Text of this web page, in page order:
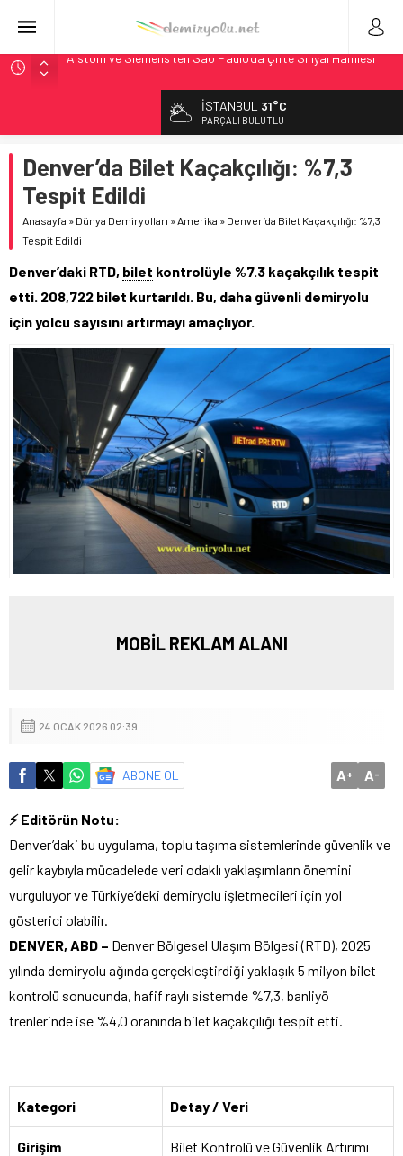
Alstom ve Siemens’ten São Paulo’da Çifte Sinyal Hamlesi
Siemens ve Stadler’dan Berlin S-Bahn’a 350 Trenlik Dev
Japonya Maglev Onayı: Bütçe 11 Trilyon Yen, Hedef 2036
Toronto Metrosu’nda Kapasite %40 Artıyor: Hitachi Rail
İmzaladı
Metrolinx’in 604 Milyon CAD’lik Toronto Uzatmasında Kazı
Başladı
İSTANBUL 31°C
PARÇALI BULUTLU
Denver’da Bilet Kaçakçılığı: %7,3
Tespit Edildi
Anasayfa » Dünya Demiryolları »Amerika » Denver’da Bilet Kaçakçılığı: %7,3
Tespit Edildi
Denver’daki RTD, bilet kontrolüyle %7.3 kaçakçılık tespit
etti. 208,722 bilet kurtarıldı. Bu, daha güvenli demiryolu
için yolcu sayısını artırmayı amaçlıyor.
MOBİL REKLAM ALANI
24 OCAK 2026 02:39
ABONE OL A+ A-
⚡ Editörün Notu:
Denver’daki bu uygulama, toplu taşıma sistemlerinde güvenlik ve
gelir kaybıyla mücadelede veri odaklı yaklaşımların önemini
vurguluyor ve Türkiye’deki demiryolu işletmecileri için yol
gösterici olabilir.
DENVER, ABD – Denver Bölgesel Ulaşım Bölgesi (RTD), 2025
yılında demiryolu ağında gerçekleştirdiği yaklaşık 5 milyon bilet
kontrolü sonucunda, hafif raylı sistemde %7,3, banliyö
trenlerinde ise %4,0 oranında bilet kaçakçılığı tespit etti.
Kategori Detay / Veri
Girişim Bilet Kontrolü ve Güvenlik Artırımı